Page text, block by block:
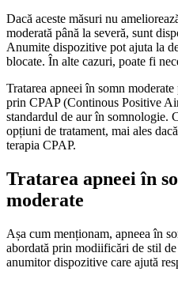
Dacă aceste măsuri nu
moderată până la severă, sunt
Anumite dispozitive pot ajuta la
blocate. În alte cazuri, poate fi
Tratarea apneei în somn
prin CPAP (Continous Positive
standardul de aur în somnologie.
opțiuni de tratament, mai ales
terapia CPAP.
Tratarea apneei în
moderate
Așa cum menționam, apneea în
abordată prin modiificări de stil
anumitor dispozitive care ajută